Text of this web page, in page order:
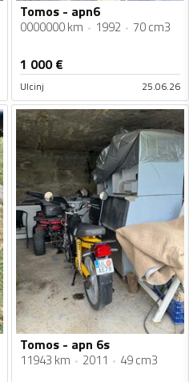
Tomos - apn6
0000000 km 1992 70 cm3
1 000€
Ulcinj 25.06.26
Tomos - apn 6s
11943 km 2011 49 cm3